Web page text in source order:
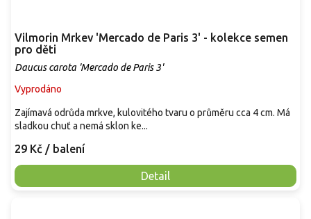
Vilmorin Mrkev 'Mercado de Paris 3' - kolekce semen
pro děti
Daucus carota 'Mercado de Paris 3'
Vyprodáno
29 Kč / balení
Detail
Zajímavá odrůda mrkve, kulovitého tvaru o průměru cca 4 cm. Má
sladkou chuť a nemá sklon ke...